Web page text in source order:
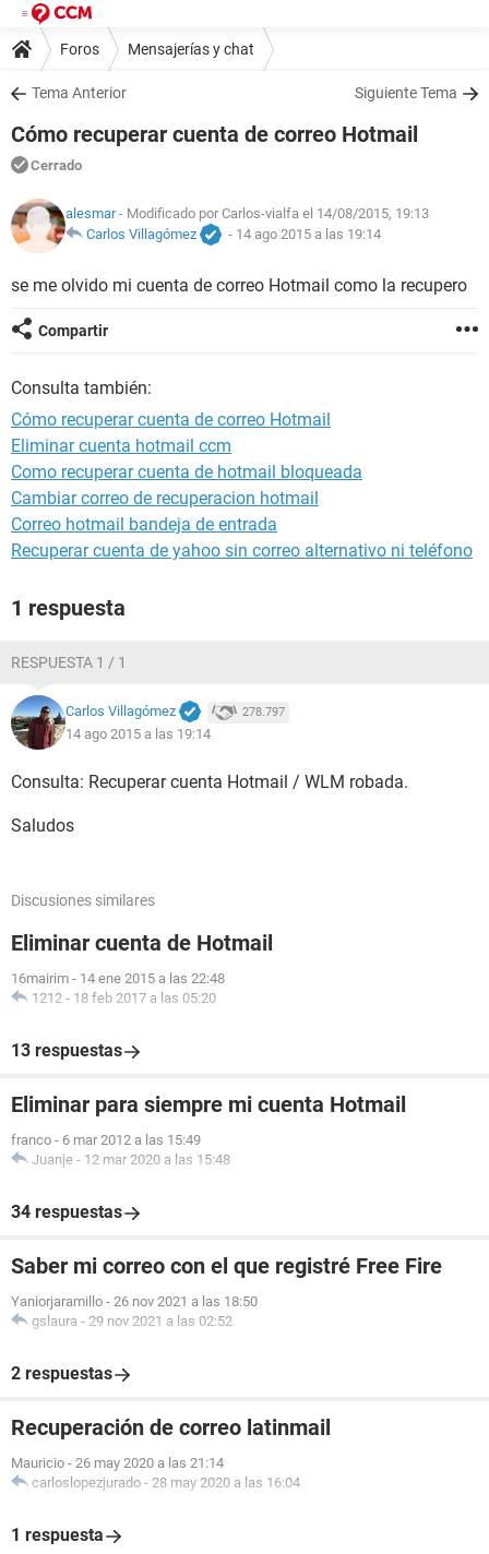
Foros Mensajerías y chat
Tema Anterior Siguiente Tema
Cómo recuperar cuenta de correo Hotmail
Cerrado
alesmar- Modificado por Carlos-vialfa el 14/08/2015, 19:13
Carlos Villagómez
- 14 ago 2015 a las 19:14
se me olvido mi cuenta de correo Hotmail como la recupero
Compartir
Consulta también:
Cómo recuperar cuenta de correo Hotmail
Eliminar cuenta hotmail ccm
Como recuperar cuenta de hotmail bloqueada
Cambiar correo de recuperacion hotmail
Correo hotmail bandeja de entrada
Recuperar cuenta de yahoo sin correo alternativo ni teléfono
1 respuesta
RESPUESTA 1 / 1
Carlos Villagómez 278.797
14 ago 2015 a las 19:14
Consulta: Recuperar cuenta Hotmail / WLM robada.
Saludos
Discusiones similares
Eliminar cuenta de Hotmail
16mairim - 14 ene 2015 a las 22:48
1212 - 18 feb 2017 a las 05:20
13 respuestas
Eliminar para siempre mi cuenta Hotmail
franco - 6 mar 2012 a las 15:49
Juanje - 12 mar 2020 a las 15:48
34 respuestas
Saber mi correo con el que registré Free Fire
Yaniorjaramillo - 26 nov 2021 a las 18:50
gslaura - 29 nov 2021 a las 02:52
2 respuestas
Recuperación de correo latinmail
Mauricio - 26 may 2020 a las 21:14
carloslopezjurado - 28 may 2020 a las 16:04
1 respuesta